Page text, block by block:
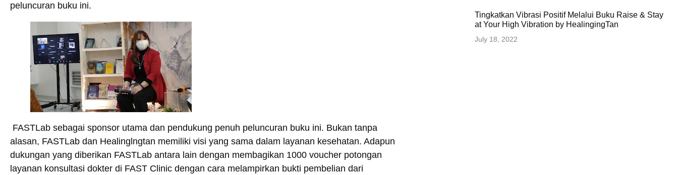
peluncuran buku ini.
FASTLab sebagai sponsor utama dan pendukung penuh peluncuran buku ini. Bukan tanpa
alasan, FASTLab dan Healinglngtan memiliki visi yang sama dalam layanan kesehatan. Adapun
dukungan yang diberikan FASTLab antara lain dengan membagikan 1000 voucher potongan
layanan konsultasi dokter di FAST Clinic dengan cara melampirkan bukti pembelian dari
Tingkatkan Vibrasi Positif Melalui Buku Raise & Stay
at Your High Vibration by HealingingTan
July 18, 2022